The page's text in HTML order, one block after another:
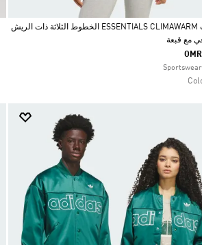
جاكيت ESSENTIALS CLIMAWARM الخطوط الثلاثة ذات الريش
مع قبعة